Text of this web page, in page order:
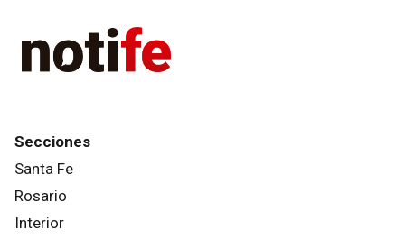
Secciones
Santa Fe
Rosario
Interior